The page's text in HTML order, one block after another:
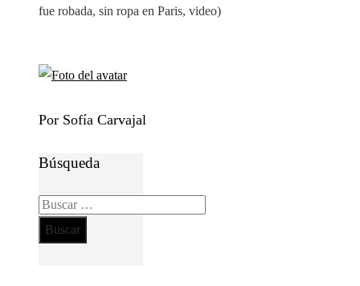
fue robada, sin ropa en Paris, video)
Por Sofía Carvajal
Búsqueda
Buscar: